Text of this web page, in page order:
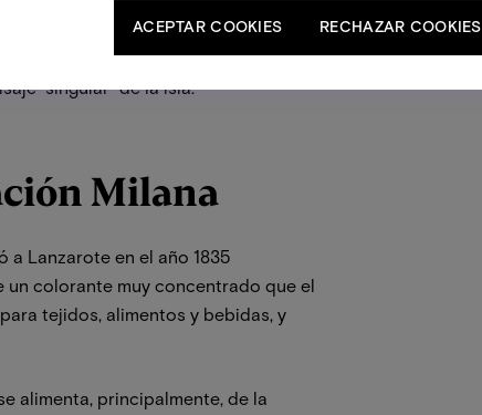
motivar el uso y la aplicación
propuestas de empleo que ayuden a
“singular” de la isla.
Milana
Lanzarote en el año 1835
un colorante muy concentrado que el
tejidos, alimentos y bebidas, y
alimenta, principalmente, de la
RECHAZAR COOKIES
ACEPTAR COOKIES